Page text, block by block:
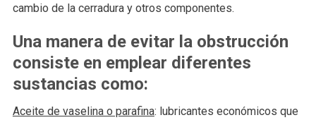
cambio de la cerradura y otros componentes.
Una manera de evitar la obstrucción
consiste en emplear diferentes
sustancias como:
Aceite de vaselina o parafina: lubricantes económicos que